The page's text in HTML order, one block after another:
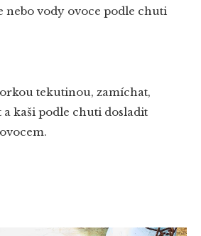
nebo vody ovoce podle chuti
tekutinou, zamíchat,
kaši podle chuti dosladit